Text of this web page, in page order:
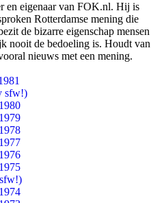
en eigenaar van FOK.nl. Hij is
Rotterdamse mening die
de bizarre eigenschap mensen
nooit de bedoeling is. Houdt van
nieuws met een mening.
sfw!)